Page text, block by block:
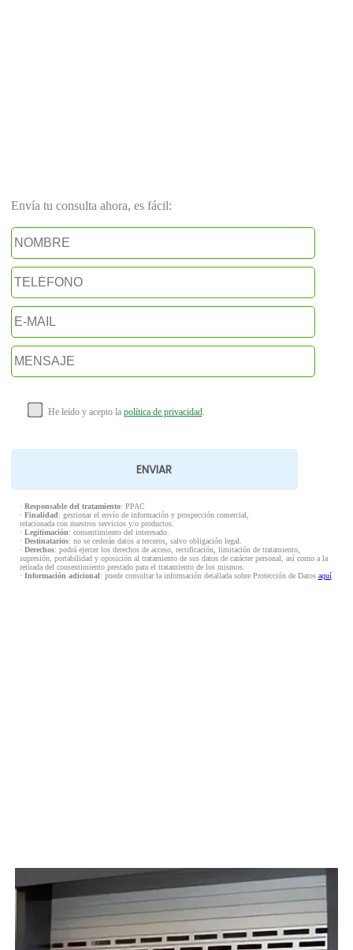
Envía tu consulta ahora, es fácil:
He leído y acepto la política de privacidad.
· Responsable del tratamiento: PPAC
· Finalidad: gestionar el envío de información y prospección comercial,
relacionada con nuestros servicios y/o productos.
· Legitimación: consentimiento del interesado.
· Destinatarios: no se cederán datos a terceros, salvo obligación legal.
· Derechos: podrá ejercer los derechos de acceso, rectificación, limitación de tratamiento,
supresión, portabilidad y oposición al tratamiento de sus datos de carácter personal, así como a la
retirada del consentimiento prestado para el tratamiento de los mismos.
· Información adicional: puede consultar la información detallada sobre Protección de Datos aquí.